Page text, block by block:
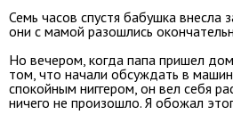
Семь часов спустя бабушка внесла
они с мамой разошлись
Но вечером, когда папа пришел
том, что начали обсуждать в
спокойным ниггером, он вел себя
ничего не произошло. Я обожал